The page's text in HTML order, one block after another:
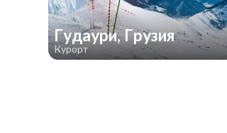
Гудаури, Грузия
Курорт